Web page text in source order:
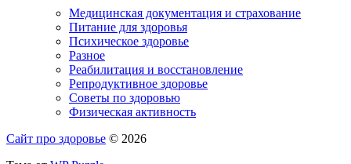
Медицинская документация и страхование
Питание для здоровья
Психическое здоровье
Разное
Реабилитация и восстановление
Репродуктивное здоровье
Советы по здоровью
Физическая активность
Сайт про здоровье © 2026